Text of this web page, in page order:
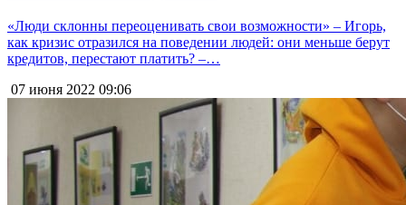
«Люди склонны переоценивать свои возможности» – Игорь,
как кризис отразился на поведении людей: они меньше берут
кредитов, перестают платить? –…
07 июня 2022 09:06